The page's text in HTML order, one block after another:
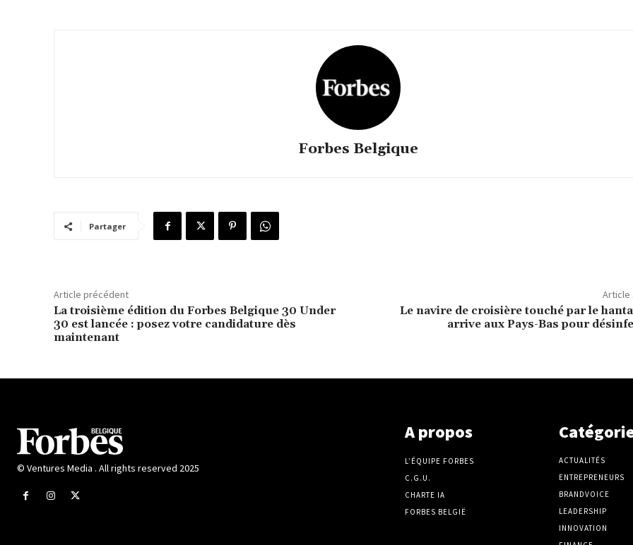
Forbes Belgique
Partager
Article précédent
La troisième édition du Forbes Belgique 30 Under
30 est lancée : posez votre candidature dès
maintenant
Article
Le navire de croisière touché par le
arrive aux Pays-Bas pour
© Ventures Media . All rights reserved 2025
A propos
L’ÉQUIPE FORBES
C.G.U.
CHARTE IA
FORBES BELGIË
ACTUALITÉS
ENTREPRENEURS
BRANDVOICE
LEADERSHIP
INNOVATION